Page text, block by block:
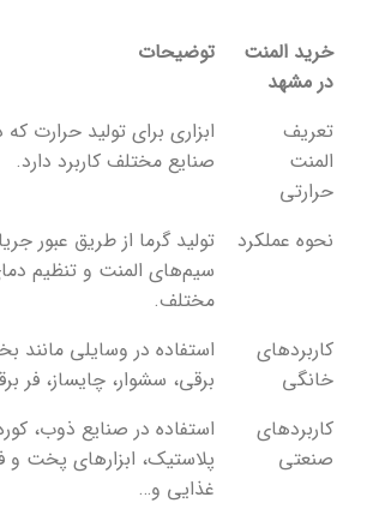
خرید المنت
در مشهد
توضیحات
تعریف
المنت
حرارتی
ابزاری برای تولید حرارت
صنایع مختلف کاربرد دارد.
نحوه عملکرد
تولید گرما از طریق عبور
سیم‌های المنت و تنظیم
مختلف.
کاربردهای
خانگی
استفاده در وسایلی مانند
برقی، سشوار، چایساز، فر
کاربردهای
صنعتی
استفاده در صنایع ذوب،
پلاستیک، ابزارهای پخت و
غذایی و…